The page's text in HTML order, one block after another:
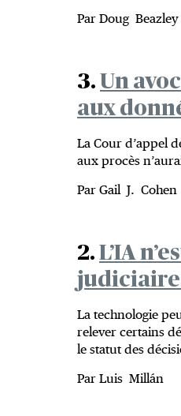
Par Doug Beazley
3. Un
aux
La Cour d’appel
aux procès
Par Gail J. Cohen
2. L’IA
La technologie
relever certains
le statut des
Par Luis Millán